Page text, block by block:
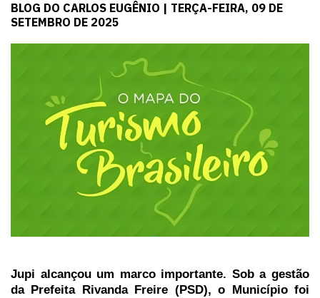
BLOG DO CARLOS EUGÊNIO | TERÇA-FEIRA, 09 DE
SETEMBRO DE 2025
Jupi alcançou um marco importante. Sob a gestão
da Prefeita Rivanda Freire (PSD), o Município foi